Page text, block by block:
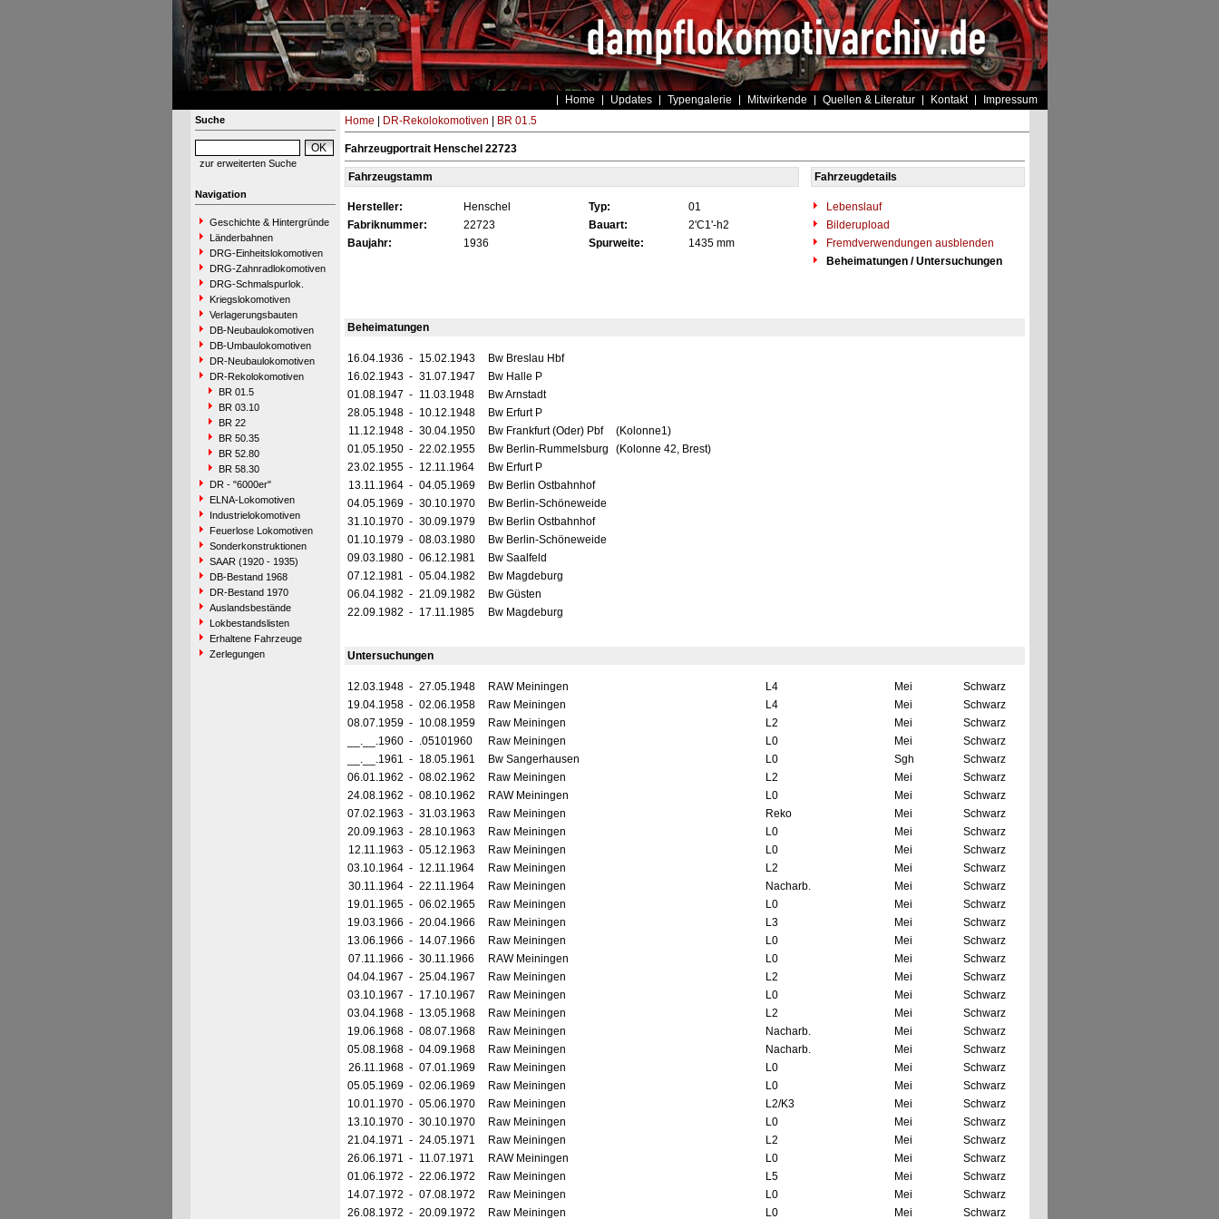
Home Updates Typengalerie Mitwirkende Quellen & Literatur Kontakt Impressum
Suche
zur erweiterten Suche
Navigation
Geschichte & Hintergründe
Länderbahnen
DRG-Einheitslokomotiven
DRG-Zahnradlokomotiven
DRG-Schmalspurlok.
Kriegslokomotiven
Verlagerungsbauten
DB-Neubaulokomotiven
DB-Umbaulokomotiven
DR-Neubaulokomotiven
DR-Rekolokomotiven
BR 01.5
BR 03.10
BR 22
BR 50.35
BR 52.80
BR 58.30
DR - "6000er"
ELNA-Lokomotiven
Industrielokomotiven
Feuerlose Lokomotiven
Sonderkonstruktionen
SAAR (1920 - 1935)
DB-Bestand 1968
DR-Bestand 1970
Auslandsbestände
Lokbestandslisten
Erhaltene Fahrzeuge
Zerlegungen
Home DR-Rekolokomotiven BR 01.5
Fahrzeugportrait Henschel 22723
Fahrzeugstamm Fahrzeugdetails
Hersteller: Henschel Typ: 01
Lebenslauf
Fabriknummer:
22723 Bauart: 2'C1'-h2
Bilderupload
Baujahr:
1936 Spurweite: 1435 mm
Fremdverwendungen ausblenden
Beheimatungen / Untersuchungen
Beheimatungen
16.04.1936 - 15.02.1943
Bw Breslau Hbf
16.02.1943 - 31.07.1947
Bw Halle P
01.08.1947 - 11.03.1948
Bw Arnstadt
28.05.1948 - 10.12.1948
Bw Erfurt P
11.12.1948 - 30.04.1950 Bw Frankfurt (Oder) Pbf
(Kolonne1)
01.05.1950 - 22.02.1955 Bw Berlin-Rummelsburg
(Kolonne 42, Brest)
23.02.1955 - 12.11.1964
Bw Erfurt P
13.11.1964 - 04.05.1969
Bw Berlin Ostbahnhof
04.05.1969 - 30.10.1970
Bw Berlin-Schöneweide
31.10.1970 - 30.09.1979
Bw Berlin Ostbahnhof
01.10.1979 - 08.03.1980
Bw Berlin-Schöneweide
09.03.1980 - 06.12.1981
Bw Saalfeld
07.12.1981 - 05.04.1982
Bw Magdeburg
06.04.1982 - 21.09.1982
Bw Güsten
22.09.1982 - 17.11.1985 Bw Magdeburg
Untersuchungen
12.03.1948 - 27.05.1948 RAW Meiningen L4 Mei
Schwarz
19.04.1958 - 02.06.1958 Raw Meiningen L4 Mei
Schwarz
08.07.1959 - 10.08.1959 Raw Meiningen L2 Mei
Schwarz
__.__.1960 - .05101960 Raw Meiningen L0 Mei
Schwarz
__.__.1961 - 18.05.1961 Bw Sangerhausen L0 Sgh
Schwarz
06.01.1962 - 08.02.1962 Raw Meiningen L2 Mei
Schwarz
24.08.1962 - 08.10.1962 RAW Meiningen L0 Mei
Schwarz
07.02.1963 - 31.03.1963 Raw Meiningen Reko Mei
Schwarz
20.09.1963 - 28.10.1963 Raw Meiningen L0 Mei
Schwarz
12.11.1963 - 05.12.1963 Raw Meiningen L0 Mei
Schwarz
03.10.1964 - 12.11.1964 Raw Meiningen L2 Mei
Schwarz
30.11.1964 - 22.11.1964 Raw Meiningen Nacharb. Mei
Schwarz
19.01.1965 - 06.02.1965 Raw Meiningen L0 Mei
Schwarz
19.03.1966 - 20.04.1966 Raw Meiningen L3 Mei
Schwarz
13.06.1966 - 14.07.1966 Raw Meiningen L0 Mei
Schwarz
07.11.1966 - 30.11.1966 RAW Meiningen L0 Mei
Schwarz
04.04.1967 - 25.04.1967 Raw Meiningen L2 Mei
Schwarz
03.10.1967 - 17.10.1967 Raw Meiningen L0 Mei
Schwarz
03.04.1968 - 13.05.1968 Raw Meiningen L2 Mei
Schwarz
19.06.1968 - 08.07.1968 Raw Meiningen Nacharb. Mei
Schwarz
05.08.1968 - 04.09.1968 Raw Meiningen Nacharb. Mei
Schwarz
26.11.1968 - 07.01.1969 Raw Meiningen L0 Mei
Schwarz
05.05.1969 - 02.06.1969 Raw Meiningen L0 Mei
Schwarz
10.01.1970 - 05.06.1970 Raw Meiningen L2/K3 Mei
Schwarz
13.10.1970 - 30.10.1970 Raw Meiningen L0 Mei
Schwarz
21.04.1971 - 24.05.1971 Raw Meiningen L2 Mei
Schwarz
26.06.1971 - 11.07.1971 RAW Meiningen L0 Mei
Schwarz
01.06.1972 - 22.06.1972 Raw Meiningen L5 Mei
Schwarz
14.07.1972 - 07.08.1972 Raw Meiningen L0 Mei
Schwarz
26.08.1972 - 20.09.1972 Raw Meiningen L0 Mei Schwarz